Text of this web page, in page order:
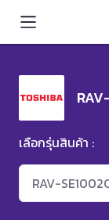
เลือกรุ่นสินค้า :
RAV-